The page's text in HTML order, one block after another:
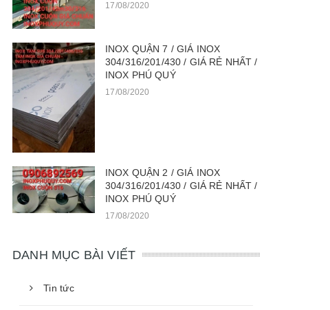
17/08/2020
INOX QUẬN 7 / GIÁ INOX
304/316/201/430 / GIÁ RẺ NHẤT /
INOX PHÚ QUÝ
17/08/2020
INOX QUẬN 2 / GIÁ INOX
304/316/201/430 / GIÁ RẺ NHẤT /
INOX PHÚ QUÝ
17/08/2020
DANH MỤC BÀI VIẾT
Tin tức